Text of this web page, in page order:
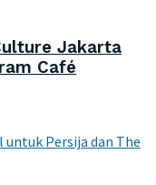
Jakarta
Café